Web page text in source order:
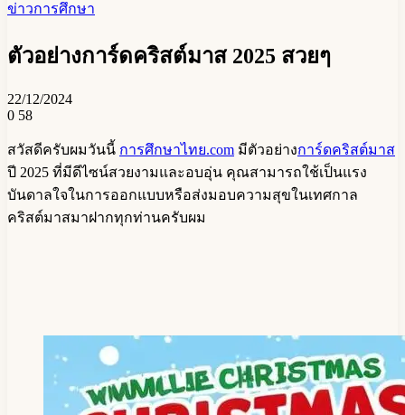
ข่าวการศึกษา
ตัวอย่างการ์ดคริสต์มาส 2025 สวยๆ
22/12/2024
0 58
สวัสดีครับผมวันนี้ การศึกษาไทย.com มีตัวอย่างการ์ดคริสต์มาส
ปี 2025 ที่มีดีไซน์สวยงามและอบอุ่น คุณสามารถใช้เป็นแรง
บันดาลใจในการออกแบบหรือส่งมอบความสุขในเทศกาล
คริสต์มาสมาฝากทุกท่านครับผม